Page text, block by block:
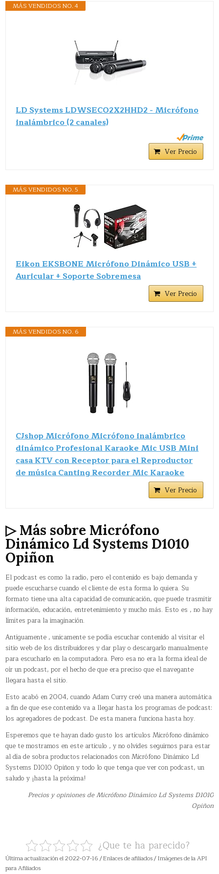
MÁS VENDIDOS NO. 4
LD Systems LDWSECO2X2HHD2 - Micrófono
inalámbrico (2 canales)
Ver Precio
MÁS VENDIDOS NO. 5
Eikon EKSBONE Micrófono Dinámico USB +
Auricular + Soporte Sobremesa
Ver Precio
MÁS VENDIDOS NO. 6
CJshop Micrófono Micrófono inalámbrico
dinámico Profesional Karaoke Mic USB Mini
casa KTV con Receptor para el Reproductor
de música Canting Recorder Mic Karaoke
Ver Precio
▷ Más sobre Micrófono
Dinámico Ld Systems D1010
Opiñon
El podcast es como la radio, pero el contenido es bajo demanda y
puede escucharse cuando el cliente de esta forma lo quiera. Su
formato tiene una alta capacidad de comunicación, que puede trasmitir
información, educación, entretenimiento y mucho más. Esto es , no hay
límites para la imaginación.
Antiguamente , unicamente se podía escuchar contenido al visitar el
sitio web de los distribuidores y dar play o descargarlo manualmente
para escucharlo en la computadora. Pero esa no era la forma ideal de
oír un podcast, por el hecho de que era preciso que el navegante
llegara hasta el sitio.
Esto acabó en 2004, cuando Adam Curry creó una manera automática
a fin de que ese contenido va a llegar hasta los programas de podcast:
los agregadores de podcast. De esta manera funciona hasta hoy.
Esperemos que te hayan dado gusto los artículos Micrófono dinámico
que te mostramos en este articulo , y no olvides seguirnos para estar
al día de sobra productos relacionados con Micrófono Dinámico Ld
Systems D1010 Opiñon y todo lo que tenga que ver con podcast, un
saludo y ¡hasta la próxima!
Precios y opiniones de Micrófono Dinámico Ld Systems D1010
Opiñon
¿Que te ha parecido?
Última actualización el 2022-07-16 / Enlaces de afiliados / Imágenes de la API
para Afiliados